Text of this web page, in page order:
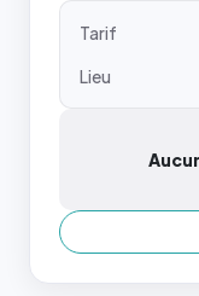
Tarif
Lieu